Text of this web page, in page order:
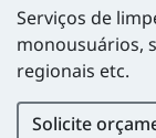
Serviços de
monousuários,
regionais etc.
Solicite